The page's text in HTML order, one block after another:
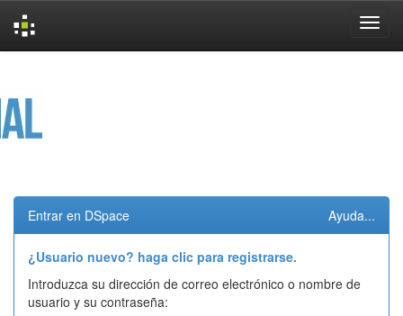
Entrar en DSpace Ayuda...
¿Usuario nuevo? haga clic para registrarse.
Introduzca su dirección de correo electrónico o nombre de
usuario y su contraseña: